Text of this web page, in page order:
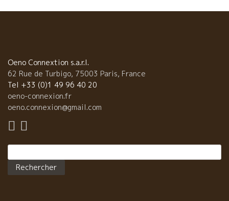
ン・ヴァルスValentin VALLESだ。 先週末の７月２３日に南ロー
ヌNimesニームの街の近所で開催された。 ２３日の１７時頃から
始まって２１時まではテ－スティング、それから皆で夕食、朝ま
で続くお祭りだった。 メンバーは若者ばかり。スペインの次世代
の天才醸造家二人の参加。 この世代にもう国境はない。 ラングロ
ルがもう繋がっている。
Oeno Connextion s.a.r.l.
62 Rue de Turbigo, 75003 Paris, France
Tel +33 (0)1 49 96 40 20
oeno-connexion.fr
oeno.connexion@gmail.com